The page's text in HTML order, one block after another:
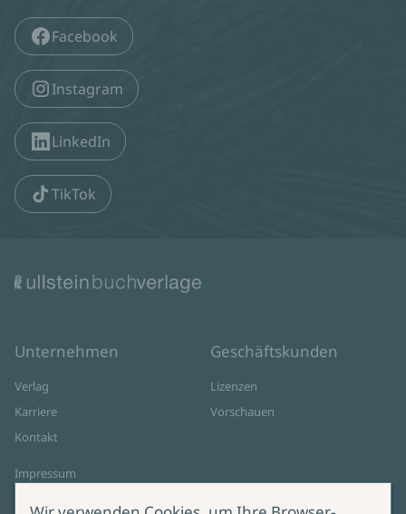
Facebook
Instagram
LinkedIn
TikTok
Unternehmen
Verlag
Karriere
Kontakt
Impressum
Geschäftskunden
Lizenzen
Vorschauen